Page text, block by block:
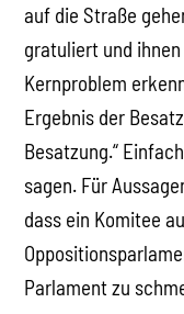
auf die Straße
gratuliert und
Kernproblem
Ergebnis der
Besatzung.“
sagen. Für
dass ein Komitee
Parlament zu